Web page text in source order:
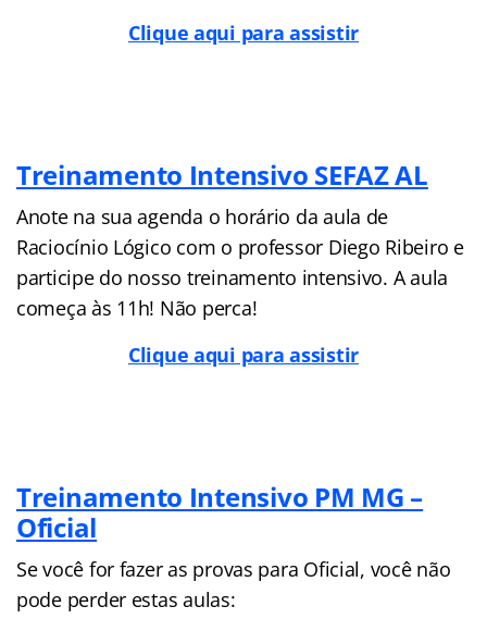
Clique aqui para assistir
Treinamento Intensivo SEFAZ AL
Anote na sua agenda o horário da aula de
Raciocínio Lógico com o professor Diego Ribeiro e
participe do nosso treinamento intensivo. A aula
começa às 11h! Não perca!
Clique aqui para assistir
Treinamento Intensivo PM MG –
Oficial
Se você for fazer as provas para Oficial, você não
pode perder estas aulas: